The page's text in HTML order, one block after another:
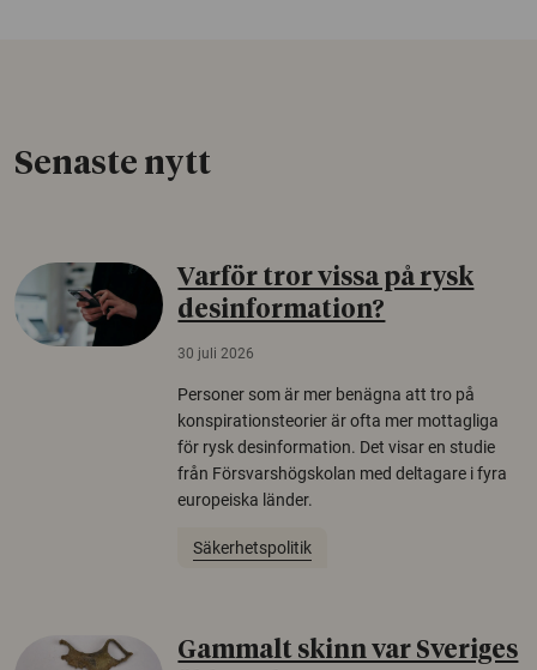
Senaste nytt
Varför tror vissa på rysk
desinformation?
30 juli 2026
Personer som är mer benägna att tro på
konspirationsteorier är ofta mer mottagliga
för rysk desinformation. Det visar en studie
från Försvarshögskolan med deltagare i fyra
europeiska länder.
Säkerhetspolitik
Gammalt skinn var Sveriges